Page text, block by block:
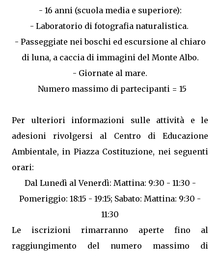
- 16 anni (scuola media e superiore):
- Laboratorio di fotografia naturalistica.
- Passeggiate nei boschi ed escursione al chiaro
di luna, a caccia di immagini del Monte Albo.
- Giornate al mare.
Numero massimo di partecipanti = 15
Per ulteriori informazioni sulle attività e le
adesioni rivolgersi al Centro di Educazione
Ambientale, in Piazza Costituzione, nei seguenti
orari:
Dal Lunedì al Venerdì: Mattina: 9:30 - 11:30 -
Pomeriggio: 18:15 - 19:15; Sabato: Mattina: 9:30 -
11:30
Le iscrizioni rimarranno aperte fino al
raggiungimento del numero massimo di